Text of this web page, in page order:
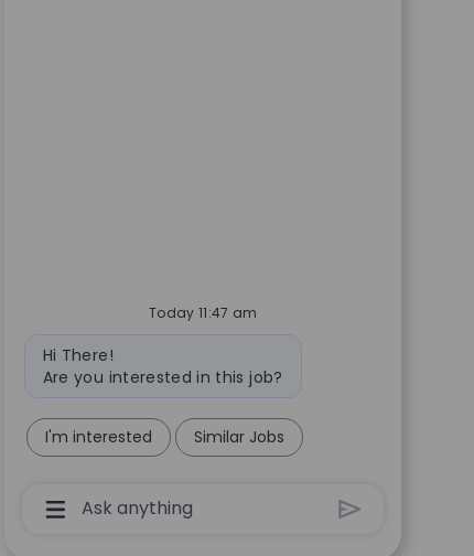
Today 11:47 am
Bot message
Hi There!
Are you interested in this job?
I'm interested Similar Jobs
Chatbot User Input Box With Send Button